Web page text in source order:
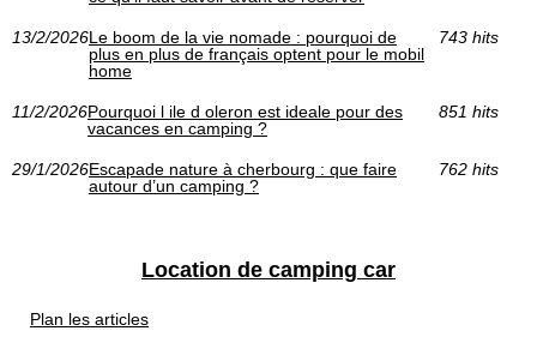
13/2/2026Le boom de la vie nomade : pourquoi de
plus en plus de français optent pour le mobil
home
743 hits
11/2/2026Pourquoi l ile d oleron est ideale pour des
vacances en camping ?
851 hits
29/1/2026Escapade nature à cherbourg : que faire
autour d’un camping ?
762 hits
Location de camping car
Plan les articles